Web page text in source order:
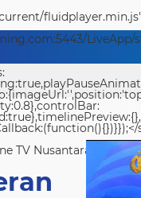
LiveApp/
TV Nusantara